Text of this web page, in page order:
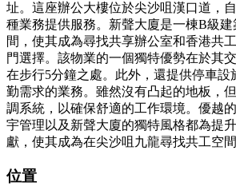
址。這座辦公大樓位於尖沙咀漢口道，
種業務提供服務。新聲大廈是一棟B級
間，使其成為尋找共享辦公室和香港共
門選擇。該物業的一個獨特優勢在於其
在步行5分鐘之處。此外，還提供停車設
勤需求的業務。雖然沒有凸起的地板，
調系統，以確保舒適的工作環境。優越
宇管理以及新聲大廈的獨特風格都為提
獻，使其成為在尖沙咀九龍尋找共工空
位置